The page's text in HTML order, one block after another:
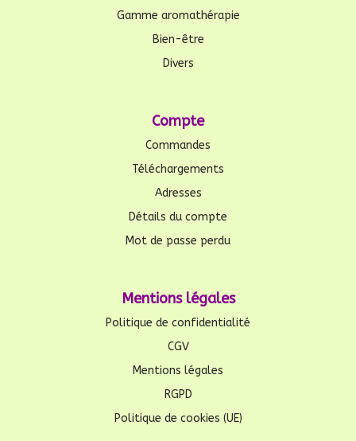
Gamme aromathérapie
Bien-être
Divers
Compte
Commandes
Téléchargements
Adresses
Détails du compte
Mot de passe perdu
Mentions légales
Politique de confidentialité
CGV
Mentions légales
RGPD
Politique de cookies (UE)